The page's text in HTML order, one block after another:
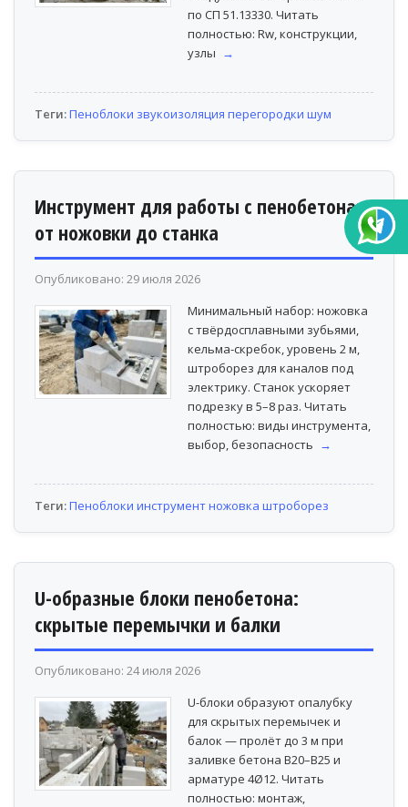
по СП 51.13330. Читать
полностью: Rw, конструкции,
узлы →
Теги:Пеноблоки звукоизоляция перегородки шум
Инструмент для работы с пенобетона:
от ножовки до станка
Опубликовано: 29 июля 2026
Минимальный набор: ножовка
с твёрдосплавными зубьями,
кельма-скребок, уровень 2 м,
штроборез для каналов под
электрику. Станок ускоряет
подрезку в 5–8 раз. Читать
полностью: виды инструмента,
выбор, безопасность →
Теги:Пеноблоки инструментножовка штроборез
U-образные блоки пенобетона:
скрытые перемычки и балки
Опубликовано: 24 июля 2026
U-блоки образуют опалубку
для скрытых перемычек и
балок — пролёт до 3 м при
заливке бетона B20–B25 и
арматуре 4Ø12. Читать
полностью: монтаж,